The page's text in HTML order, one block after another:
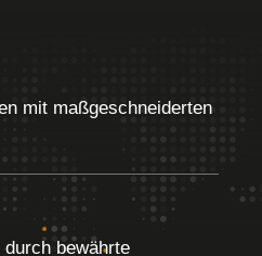
mit maßgeschneiderten
bewährte